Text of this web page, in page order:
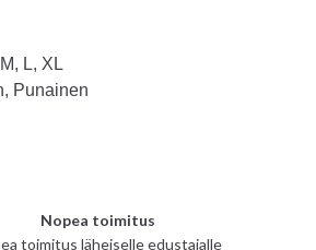
L, XL
Punainen
Nopea toimitus
toimitus läheiselle edustajalle